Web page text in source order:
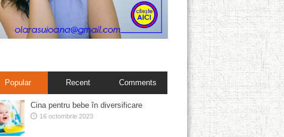
Popular Recent Comments
Cina pentru bebe în diversificare
16 octombrie 2023